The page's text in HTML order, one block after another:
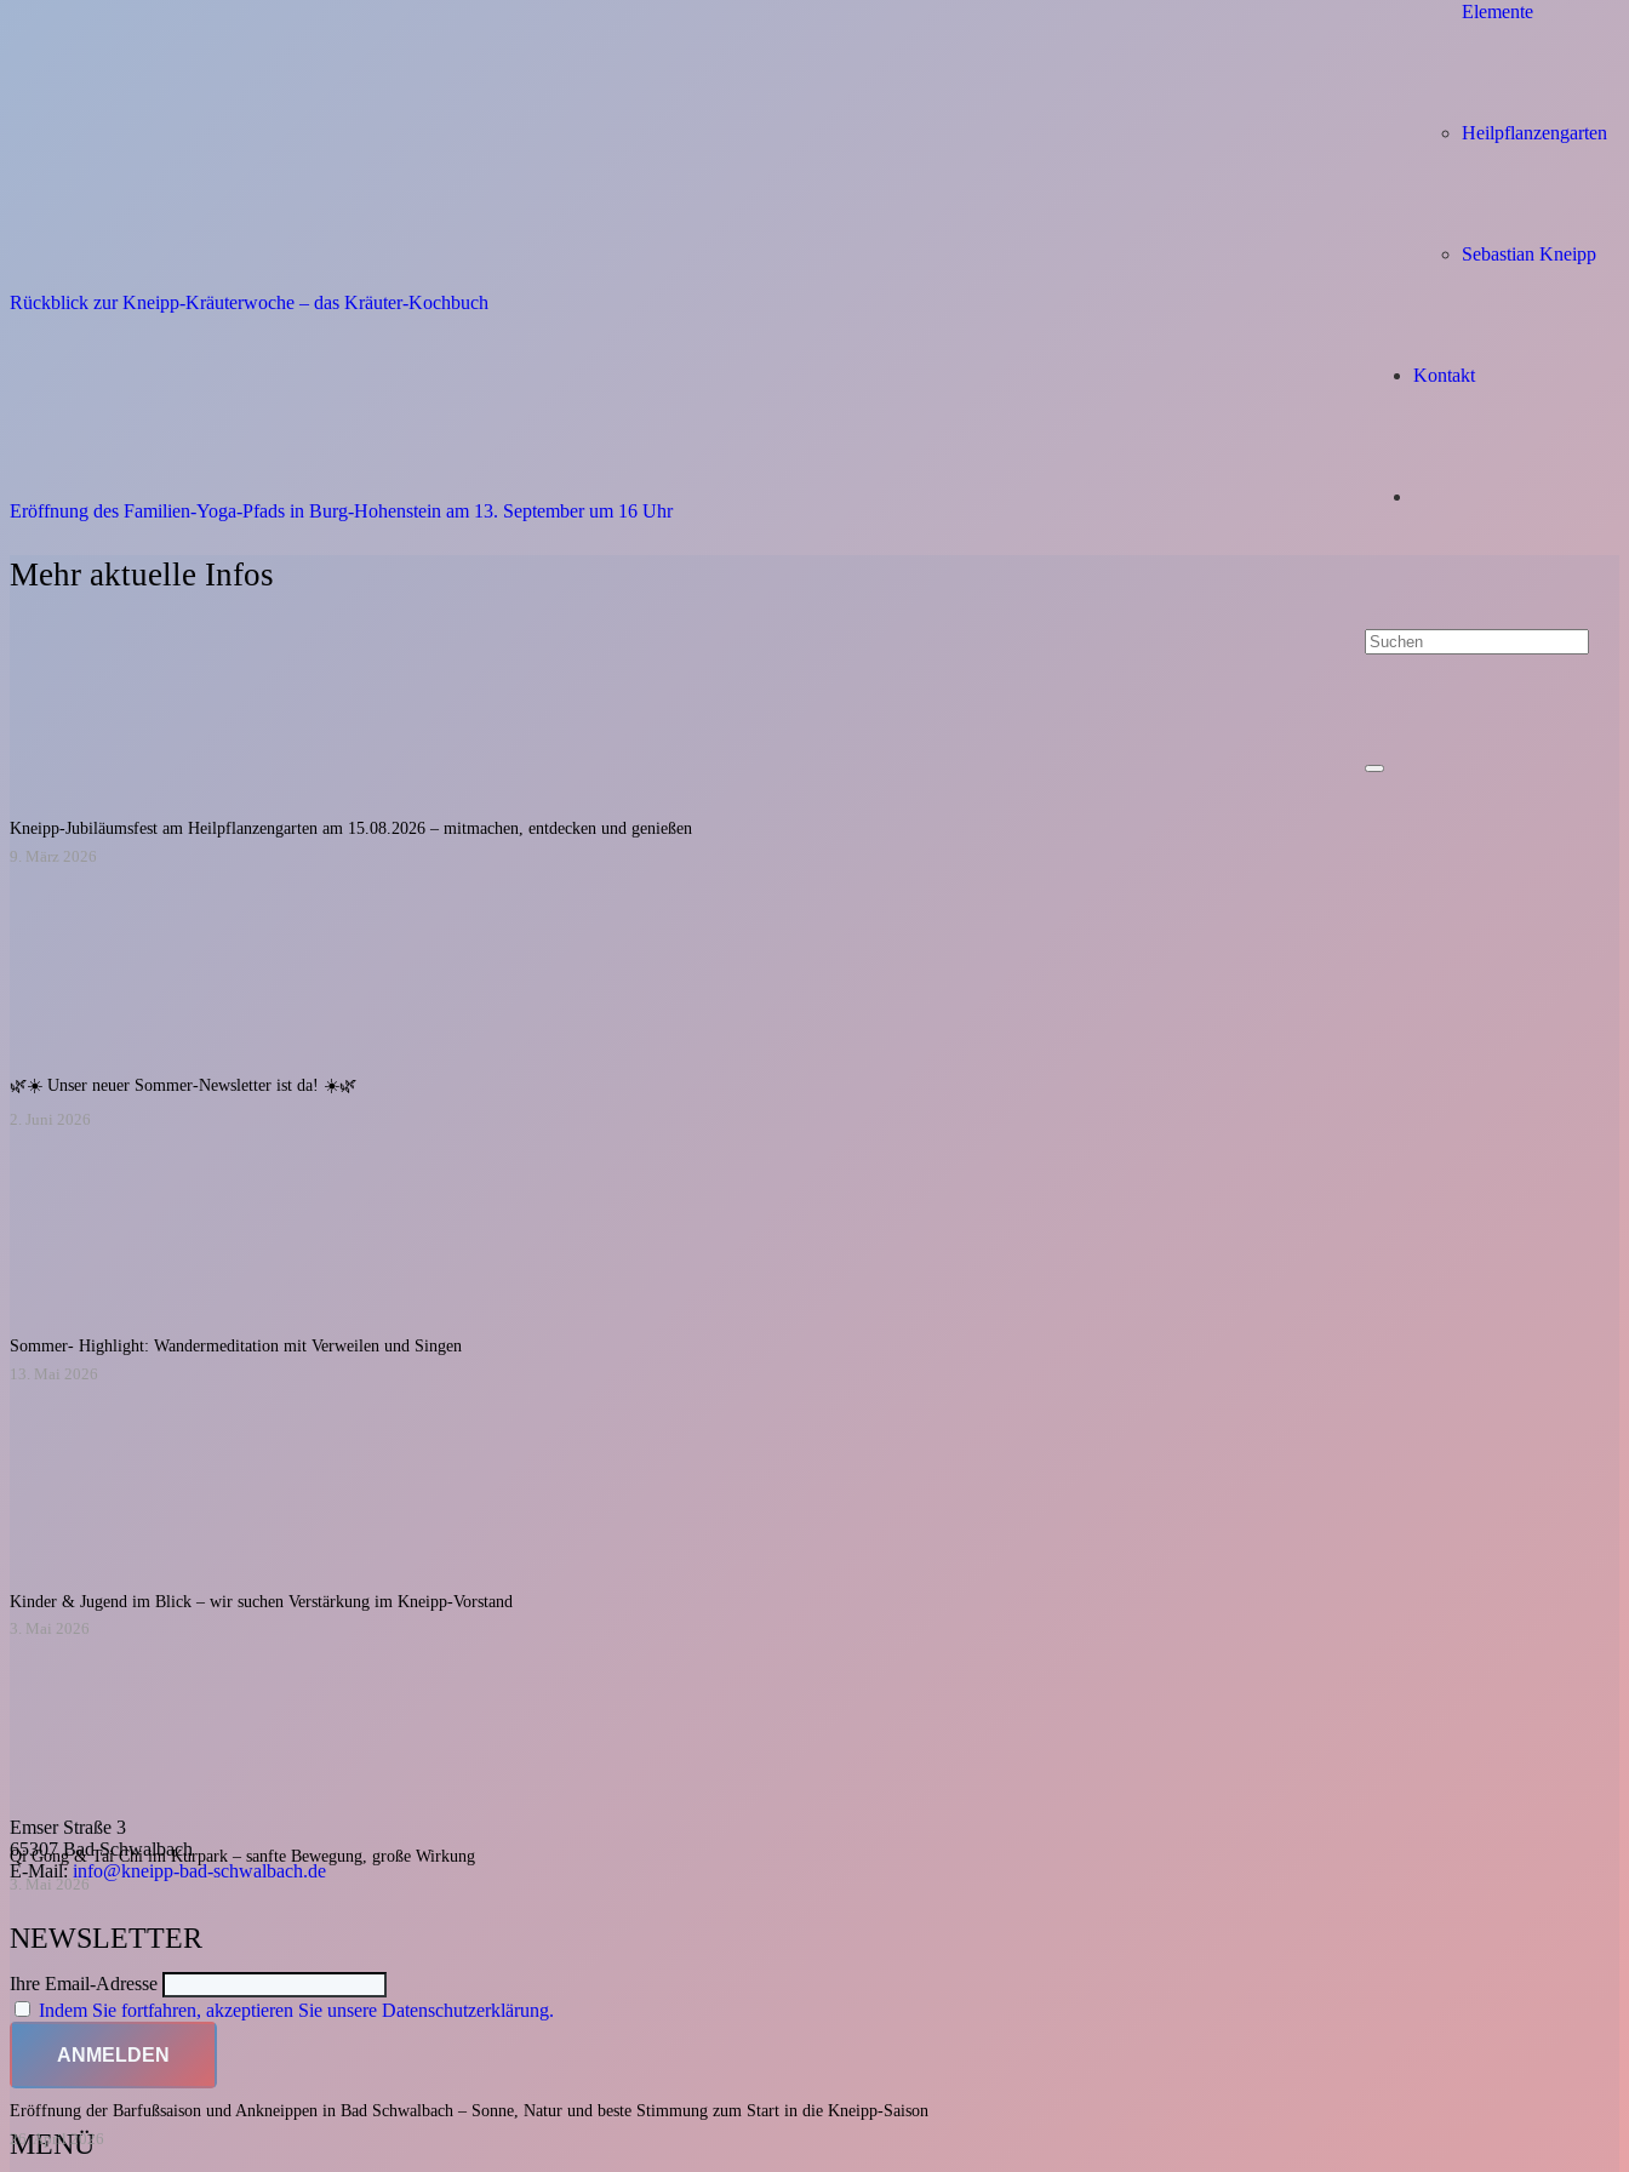
Elemente
Heilpflanzengarten
Sebastian Kneipp
Kontakt
Rückblick zur Kneipp-Kräuterwoche – das Kräuter-Kochbuch
Eröffnung des Familien-Yoga-Pfads in Burg-Hohenstein am 13. September um 16 Uhr
Mehr aktuelle Infos
Kneipp-Jubiläumsfest am Heilpflanzengarten am 15.08.2026 – mitmachen, entdecken und genießen
9. März 2026
🌿☀️ Unser neuer Sommer-Newsletter ist da! ☀️🌿
2. Juni 2026
Sommer- Highlight: Wandermeditation mit Verweilen und Singen
13. Mai 2026
Kinder & Jugend im Blick – wir suchen Verstärkung im Kneipp-Vorstand
3. Mai 2026
Qi Gong & Tai Chi im Kurpark – sanfte Bewegung, große Wirkung
3. Mai 2026
Eröffnung der Barfußsaison und Ankneippen in Bad Schwalbach – Sonne, Natur und beste Stimmung zum Start in die Kneipp-Saison
26. April 2026
Emser Straße 3
65307 Bad Schwalbach
E-Mail:info@kneipp-bad-schwalbach.de
NEWSLETTER
Ihre Email-Adresse
Indem Sie fortfahren, akzeptieren Sie unsere Datenschutzerklärung.
MENÜ